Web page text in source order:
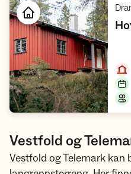
Vestfold og
Vestfold og Telemark kan